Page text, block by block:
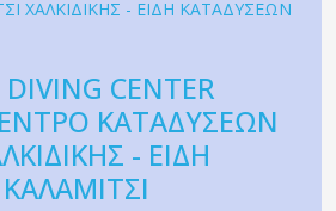
CENTER
ΚΑΤΑΔΥΣΕΩΝ
- ΕΙΔΗ